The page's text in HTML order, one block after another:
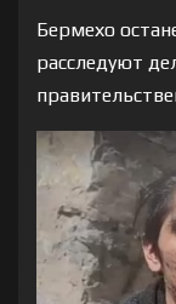
Бермехо
расследуют